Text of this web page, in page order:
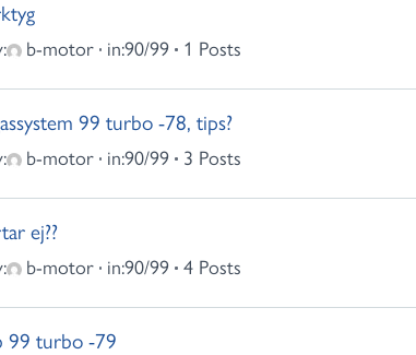
b-motor in:90/99 1 Posts
99 turbo -78, tips?
b-motor in:90/99 3 Posts
ej??
b-motor in:90/99 4 Posts
99 turbo -79